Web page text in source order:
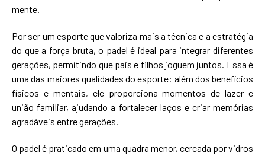
mente.
Por ser um esporte que valoriza mais a técnica e a estratégia
do que a força bruta, o padel é ideal para integrar diferentes
gerações, permitindo que pais e filhos joguem juntos. Essa é
uma das maiores qualidades do esporte: além dos benefícios
físicos e mentais, ele proporciona momentos de lazer e
união familiar, ajudando a fortalecer laços e criar memórias
agradáveis entre gerações.
O padel é praticado em uma quadra menor, cercada por vidros